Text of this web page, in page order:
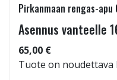
Pirkanmaan rengas-apu
Asennus vanteelle
65,00 €
Tuote on noudettava